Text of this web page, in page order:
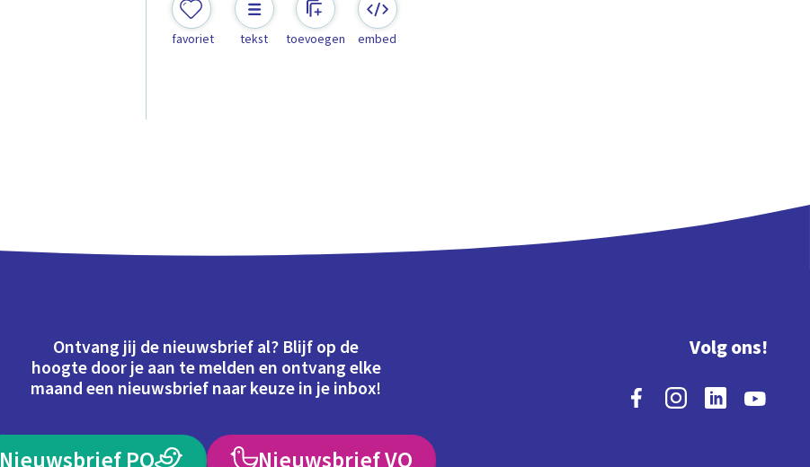
favoriet tekst toevoegen embed
Ontvang jij de nieuwsbrief al? Blijf op de
hoogte door je aan te melden en ontvang elke
maand een nieuwsbrief naar keuze in je inbox!
Nieuwsbrief PO Nieuwsbrief VO
Volg ons!